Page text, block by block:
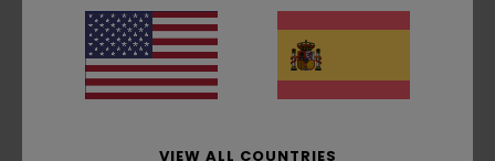
Comodidad: 4/5 Relación calidad-precio: 4/5 Talla
Material : 4/5 Color
Recomiendo este producto
VIEW ALL COUNTRIES